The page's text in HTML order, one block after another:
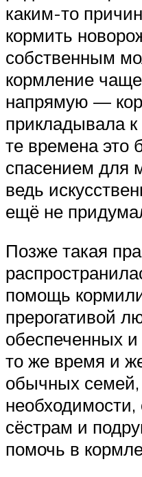
каким-то
кормить
собственным
кормление
напрямую —
прикладывала
те времена это
спасением для
ведь
ещё не
Позже такая
помощь
прерогативой
обеспеченных
то же время и
обычных семей,
сёстрам и
помочь в